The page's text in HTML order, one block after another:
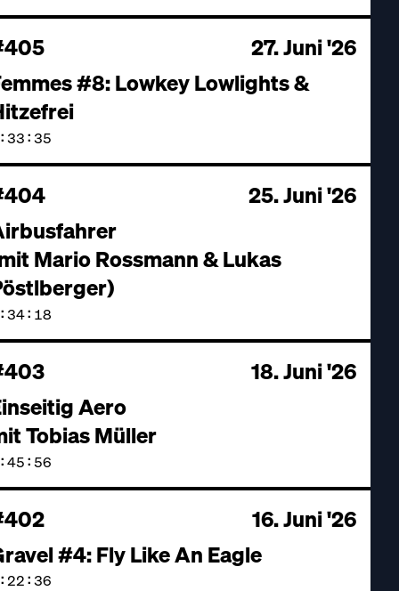
27. Juni '26
#8: Lowkey Lowlights &
25. Juni '26
Mario Rossmann & Lukas
18. Juni '26
Aero
Tobias Müller
16. Juni '26
#4: Fly Like An Eagle